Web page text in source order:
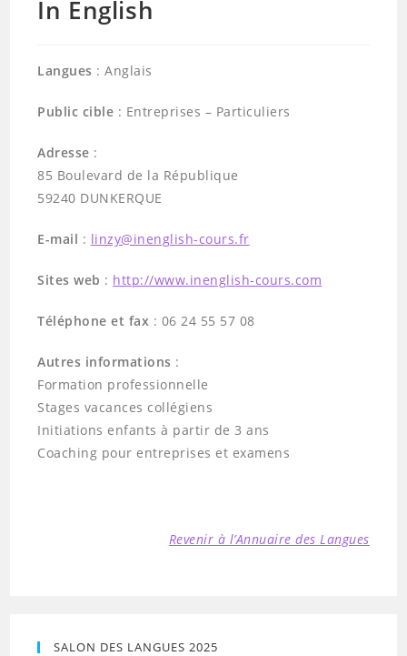
In English
Langues : Anglais
Public cible : Entreprises – Particuliers
Adresse :
85 Boulevard de la République
59240 DUNKERQUE
E-mail : linzy@inenglish-cours.fr
Sites web : http://www.inenglish-cours.com
Téléphone et fax : 06 24 55 57 08
Autres informations :
Formation professionnelle
Stages vacances collégiens
Initiations enfants à partir de 3 ans
Coaching pour entreprises et examens
Revenir à l’Annuaire des Langues
SALON DES LANGUES 2025